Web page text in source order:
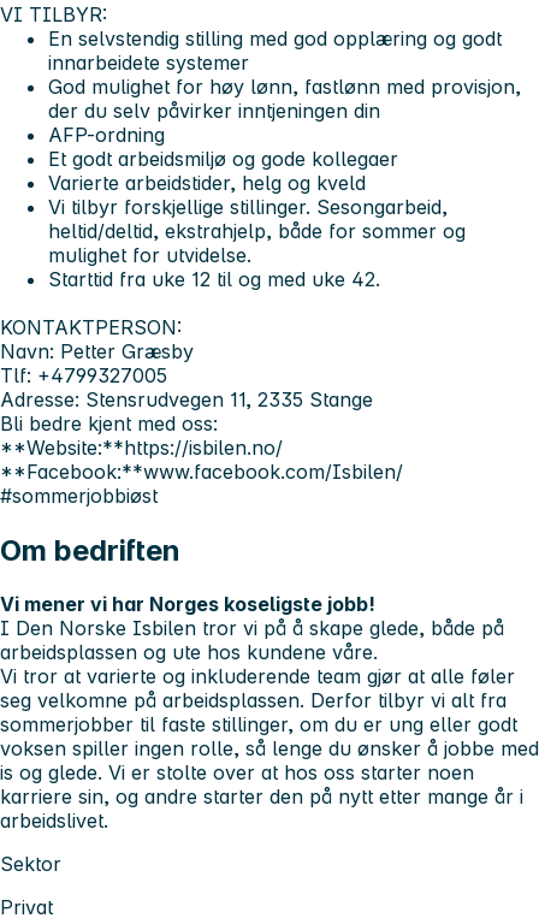
VI TILBYR:
En selvstendig stilling med god opplæring og godt
innarbeidete systemer
God mulighet for høy lønn, fastlønn med provisjon,
der du selv påvirker inntjeningen din
AFP-ordning
Et godt arbeidsmiljø og gode kollegaer
Varierte arbeidstider, helg og kveld
Vi tilbyr forskjellige stillinger. Sesongarbeid,
heltid/deltid, ekstrahjelp, både for sommer og
mulighet for utvidelse.
Starttid fra uke 12 til og med uke 42.
KONTAKTPERSON:
Navn: Petter Græsby
Tlf: +4799327005
Adresse: Stensrudvegen 11, 2335 Stange
Bli bedre kjent med oss:
**Website:**https://isbilen.no/
**Facebook:**www.facebook.com/Isbilen/
#sommerjobbiøst
Om bedriften
Vi mener vi har Norges koseligste jobb!
I Den Norske Isbilen tror vi på å skape glede, både på
arbeidsplassen og ute hos kundene våre.
Vi tror at varierte og inkluderende team gjør at alle føler
seg velkomne på arbeidsplassen. Derfor tilbyr vi alt fra
sommerjobber til faste stillinger, om du er ung eller godt
voksen spiller ingen rolle, så lenge du ønsker å jobbe med
is og glede. Vi er stolte over at hos oss starter noen
karriere sin, og andre starter den på nytt etter mange år i
arbeidslivet.
Sektor
Privat